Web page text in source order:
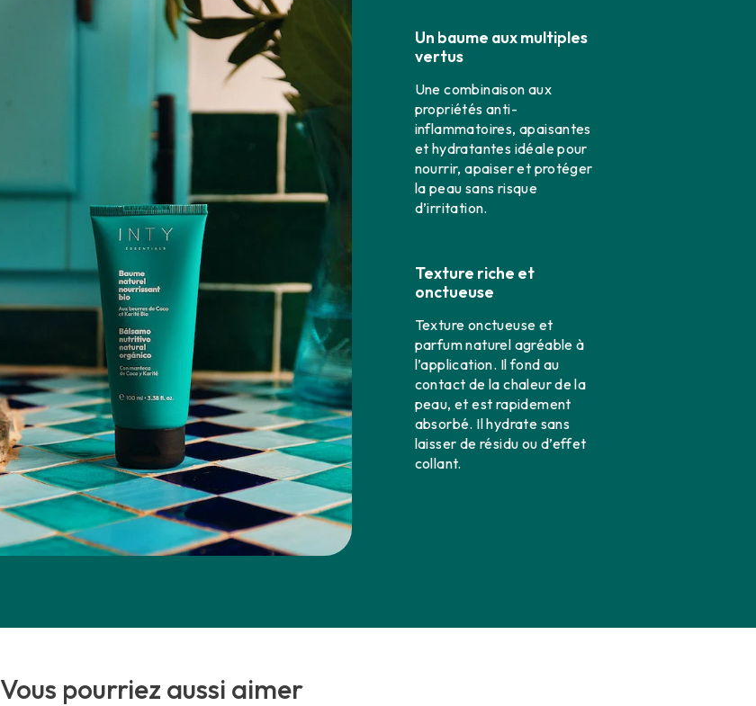
Un baume aux multiples
vertus
Une combinaison aux
propriétés anti-
inflammatoires, apaisantes
et hydratantes idéale pour
nourrir, apaiser et protéger
la peau sans risque
d’irritation.
Texture riche et
onctueuse
Texture onctueuse et
parfum naturel agréable à
l’application. Il fond au
contact de la chaleur de la
peau, et est rapidement
absorbé. Il hydrate sans
laisser de résidu ou d’effet
collant.
Vous pourriez aussi aimer